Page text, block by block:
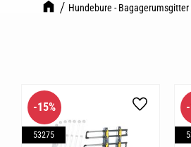
Hundebure - Bagagerumsgitter
15%
53275
Gem som